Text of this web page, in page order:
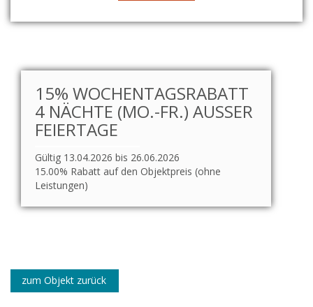
15% WOCHENTAGSRABATT
4 NÄCHTE (MO.-FR.) AUSSER F
EIERTAGE
Gültig 13.04.2026 bis 26.06.2026
15.00% Rabatt auf den Objektpreis (ohne
Leistungen)
zum Objekt zurück